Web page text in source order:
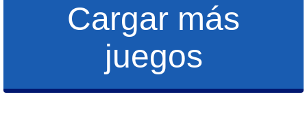
Cargar más
juegos